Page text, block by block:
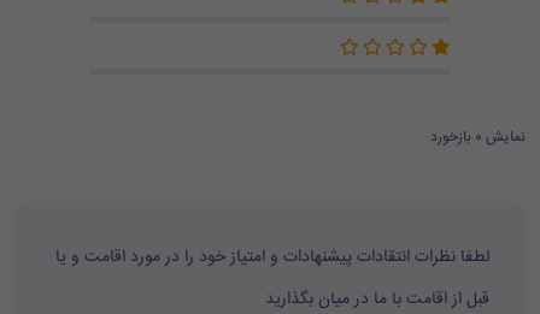
نمایش 0 بازخورد
لطفا نظرات انتقادات پیشنهادات و امتیاز خود را در مورد اقامت و یا
قبل از اقامت با ما در میان بگذارید